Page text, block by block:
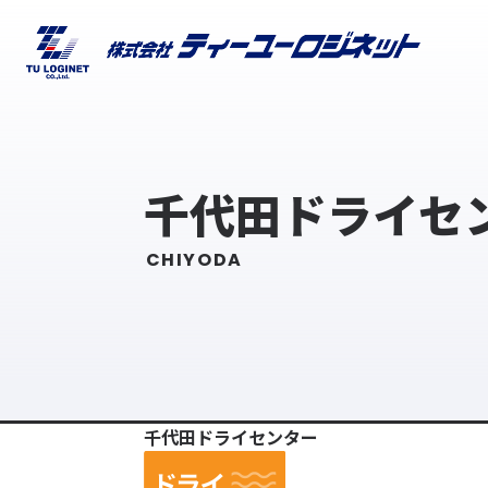
千代田ドライセ
CHIYODA
千代田ドライセンター